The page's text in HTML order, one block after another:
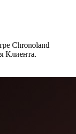
Chronoland
Клиента.